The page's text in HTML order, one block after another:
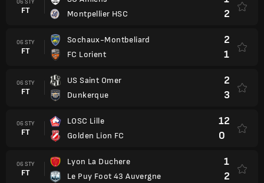
06 STY
FT
Montpellier HSC
2
06 STY
FT
Sochaux-Montbeliard
FC Lorient
2
1
06 STY
FT
US Saint Omer
Dunkerque
2
3
06 STY
FT
LOSC Lille
Golden Lion FC
12
0
06 STY
FT
Lyon La Duchere
Le Puy Foot 43 Auvergne
1
2